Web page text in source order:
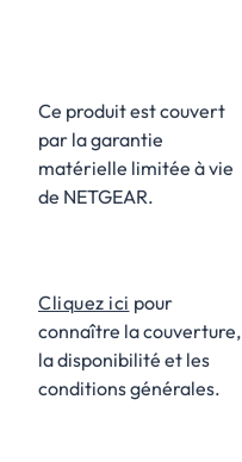
​Ce produit est couvert
par la garantie
matérielle limitée à vie
de NETGEAR.
Cliquez ici pour
connaître la couverture,
la disponibilité et les
conditions générales.